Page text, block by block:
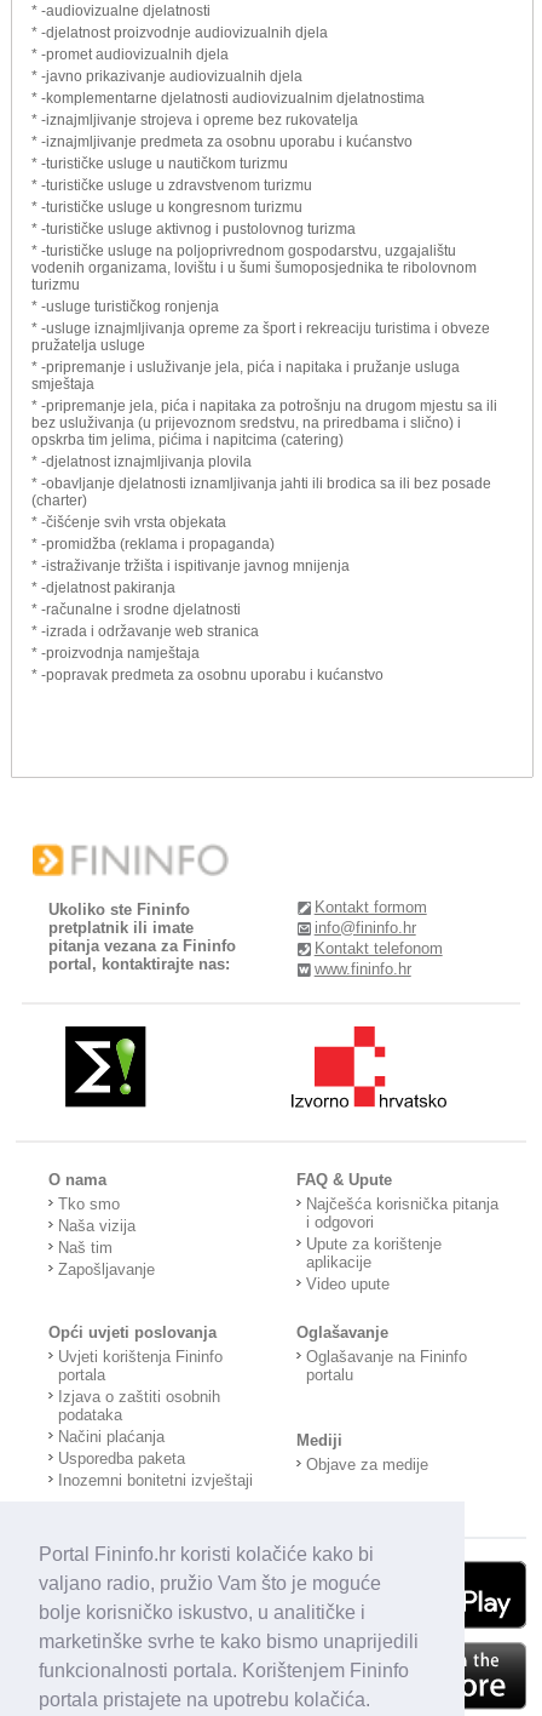
Portal Fininfo.hr koristi kolačiće kako bi
valjano radio, pružio Vam što je moguće
bolje korisničko iskustvo, u analitičke i
marketinške svrhe te kako bismo unaprijedili
funkcionalnosti portala. Korištenjem Fininfo
portala pristajete na upotrebu kolačića.
* -audiovizualne djelatnosti
* -djelatnost proizvodnje audiovizualnih djela
* -promet audiovizualnih djela
* -javno prikazivanje audiovizualnih djela
* -komplementarne djelatnosti audiovizualnim djelatnostima
* -iznajmljivanje strojeva i opreme bez rukovatelja
* -iznajmljivanje predmeta za osobnu uporabu i kućanstvo
* -turističke usluge u nautičkom turizmu
* -turističke usluge u zdravstvenom turizmu
* -turističke usluge u kongresnom turizmu
* -turističke usluge aktivnog i pustolovnog turizma
* -turističke usluge na poljoprivrednom gospodarstvu, uzgajalištu
vodenih organizama, lovištu i u šumi šumoposjednika te ribolovnom
turizmu
* -usluge turističkog ronjenja
* -usluge iznajmljivanja opreme za šport i rekreaciju turistima i obveze
pružatelja usluge
* -pripremanje i usluživanje jela, pića i napitaka i pružanje usluga
smještaja
* -pripremanje jela, pića i napitaka za potrošnju na drugom mjestu sa ili
bez usluživanja (u prijevoznom sredstvu, na priredbama i slično) i
opskrba tim jelima, pićima i napitcima (catering)
* -djelatnost iznajmljivanja plovila
* -obavljanje djelatnosti iznamljivanja jahti ili brodica sa ili bez posade
(charter)
* -čišćenje svih vrsta objekata
* -promidžba (reklama i propaganda)
* -istraživanje tržišta i ispitivanje javnog mnijenja
* -djelatnost pakiranja
* -računalne i srodne djelatnosti
* -izrada i održavanje web stranica
* -proizvodnja namještaja
* -popravak predmeta za osobnu uporabu i kućanstvo
Ukoliko ste Fininfo
pretplatnik ili imate
pitanja vezana za Fininfo
portal, kontaktirajte nas:
Kontakt formom
info@fininfo.hr
Kontakt telefonom
www.fininfo.hr
O nama
Tko smo
Naša vizija
Naš tim
Zapošljavanje
FAQ & Upute
Najčešća korisnička pitanja
i odgovori
Upute za korištenje
aplikacije
Video upute
Opći uvjeti poslovanja
Uvjeti korištenja Fininfo
portala
Izjava o zaštiti osobnih
podataka
Načini plaćanja
Usporedba paketa
Inozemni bonitetni izvještaji
Oglašavanje
Oglašavanje na Fininfo
portalu
Mediji
Objave za medije